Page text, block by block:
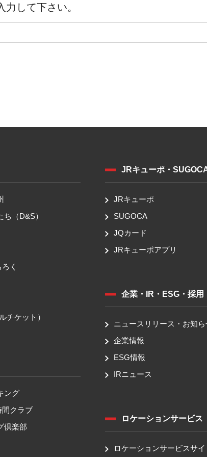
して下さい。
（D&S）
く
チケット）
ング
クラブ
倶楽部
JRキューポ・
JRキューポ
SUGOCA
JQカード
JRキューポアプリ
企業・IR・ESG・採用
ニュースリリース・お知ら
企業情報
ESG情報
IRニュース
ロケーションサービス
ロケーションサービスサイ